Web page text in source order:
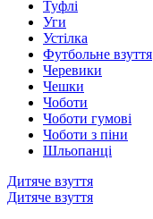
Туфлі
Уги
Устілка
Футбольне взуття
Черевики
Чешки
Чоботи
Чоботи гумові
Чоботи з піни
Шльопанці
Дитяче взуття
Дитяче взуття